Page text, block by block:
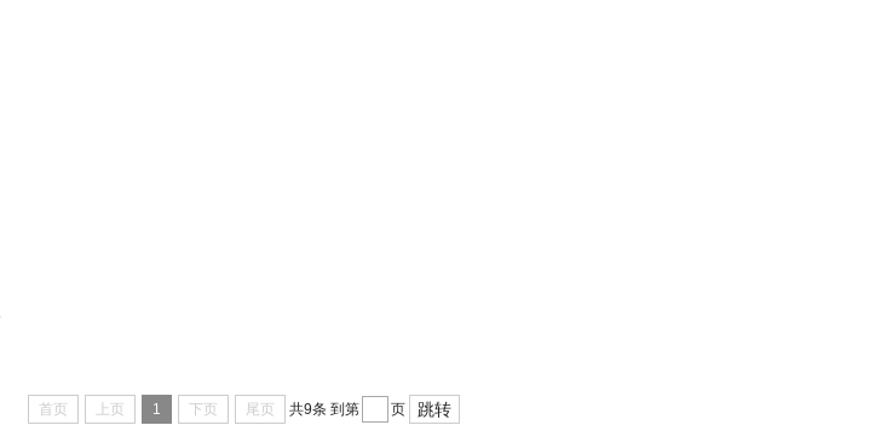
首页 上页 1 下页 尾页 共9条 到第 页 跳转